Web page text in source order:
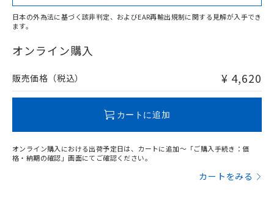
日本の外為法に基づく該非判定、およびEAR再輸出規制に関する見解が入手でき
ます。
オンライン購入
販売価格（税込） ¥ 4,620
カートに追加
オンライン購入における出荷予定日は、カートに追加～「ご購入手続き：価
格・納期の確認」画面にてご確認ください。
カートをみる